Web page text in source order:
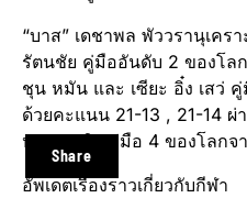
Share
“บาส” เดชาพล พัววรานุเค
รัตนชัย คู่มืออันดับ​ 2 ของโล
ชุน หมัน และ เซียะ อิ๋ง เสว่
ด้วยคะแนน 21-13 , 21-14
หวง ตง ผิง คู่มือ 4 ของโลกจ
อัพเดตเรื่องราวเกี่ยวกับกีฬา